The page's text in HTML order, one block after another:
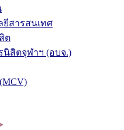
ยีสารสนเทศ
ต
นิสิตจุฬาฯ (อบจ.)